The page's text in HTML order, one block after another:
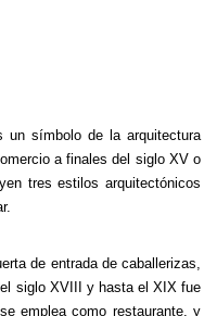
un símbolo de la arquitectura
a finales del siglo XV o
tres estilos arquitectónicos
de entrada de caballerizas,
siglo XVIII y hasta el XIX fue
emplea como restaurante, y